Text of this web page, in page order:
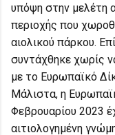
υπόψη στην μελέτη
περιοχής που
αιολικού πάρκου.
συντάχθηκε χωρίς
με το Ευρωπαϊκό
Μάλιστα, η
Φεβρουαρίου 2023
αιτιολογημένη